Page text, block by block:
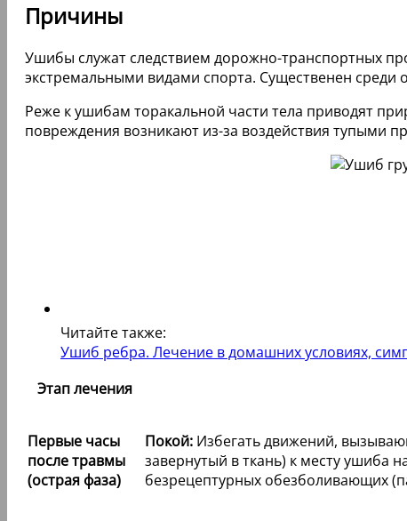
Причины
Ушибы служат следствием дорожно-транспортных
экстремальными видами спорта. Существенен
Реже к ушибам торакальной части тела приводят
повреждения возникают из-за воздействия тупыми
Читайте также:
Ушиб ребра. Лечение в домашних условиях,
Этап лечения
Первые часы
после травмы
(острая фаза)
Покой: Избегать движений,
завернутый в ткань) к месту ушиба
безрецептурных обезболивающих